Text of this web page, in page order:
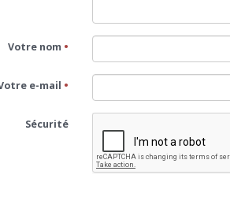
Votre nom •
e-mail •
Sécurité